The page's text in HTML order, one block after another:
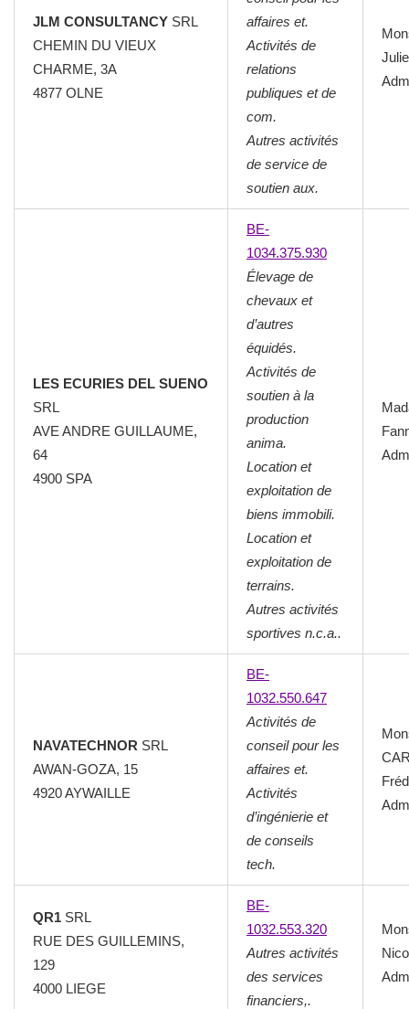
JLM CONSULTANCY SRL
CHEMIN DU VIEUX
CHARME, 3A
4877 OLNE
affaires et.
Activités de
relations
publiques et de
com.
Autres activités
de service de
soutien aux.
LES ECURIES DEL SUENO
SRL
AVE ANDRE GUILLAUME,
64
4900 SPA
BE-
1034.375.930
Élevage de
chevaux et
d’autres
équidés.
Activités de
soutien à la
production
anima.
Location et
exploitation de
biens immobili.
Location et
exploitation de
terrains.
Autres activités
sportives n.c.a..
NAVATECHNOR SRL
AWAN-GOZA, 15
4920 AYWAILLE
BE-
1032.550.647
Activités de
conseil pour les
affaires et.
Activités
d’ingénierie et
de conseils
tech.
QR1 SRL
RUE DES GUILLEMINS,
129
4000 LIEGE
BE-
1032.553.320
Autres activités
des services
financiers,.